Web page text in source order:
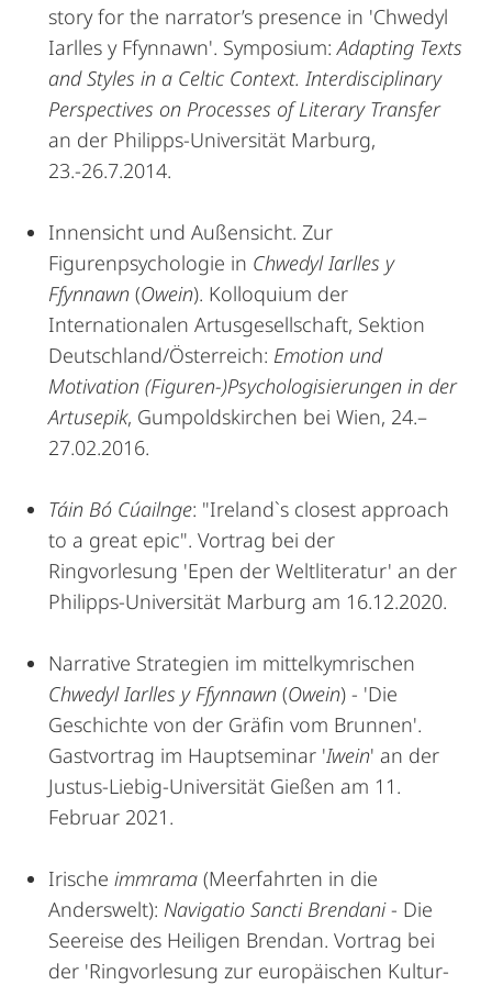
story for the narrator’s presence in 'Chwedyl
Iarlles y Ffynnawn'. Symposium:Adapting Texts
and Styles in a Celtic Context. Interdisciplinary
Perspectives on Processes of Literary Transfer
an der Philipps-Universität Marburg,
23.-26.7.2014.
Innensicht und Außensicht. Zur
Figurenpsychologie in Chwedyl Iarlles y
Ffynnawn (Owein). Kolloquium der
Internationalen Artusgesellschaft, Sektion
Deutschland/Österreich: Emotion und
Motivation (Figuren-)Psychologisierungen in der
Artusepik, Gumpoldskirchen bei Wien, 24.–
27.02.2016.
Táin Bó Cúailnge: "Ireland`s closest approach
to a great epic". Vortrag bei der
Ringvorlesung 'Epen der Weltliteratur' an der
Philipps-Universität Marburg am 16.12.2020.
Narrative Strategien im mittelkymrischen
Chwedyl Iarlles y Ffynnawn (Owein) - 'Die
Geschichte von der Gräfin vom Brunnen'.
Gastvortrag im Hauptseminar 'Iwein' an der
Justus-Liebig-Universität Gießen am 11.
Februar 2021.
Irische immrama (Meerfahrten in die
Anderswelt): Navigatio Sancti Brendani- Die
Seereise des Heiligen Brendan. Vortrag bei
der 'Ringvorlesung zur europäischen Kultur-